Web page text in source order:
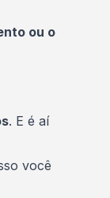
ou o
. E é aí
você